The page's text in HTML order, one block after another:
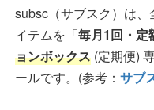
subsc（サブスク）は
イテムを「毎月1回・定
ョンボックス (定期便)
ールです。(参考： サブ